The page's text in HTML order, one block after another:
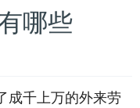
哪些
成千上万的外来劳